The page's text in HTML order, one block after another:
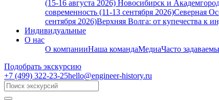
(15-16 августа 2026) Новосибирск и
современность (11-13 сентября 2026)Северная
сентября 2026)Верхняя Волга: от купечества к
Индивидуальные
О нас
О компанииНаша командаМедиаЧасто
Подобрать экскурсию
+7 (499) 322-23-25hello@engineer-history.ru